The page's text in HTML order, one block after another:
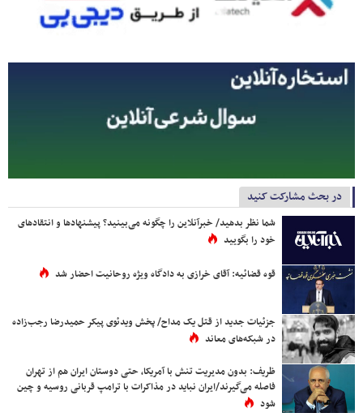
در بحث مشارکت کنید
شما نظر بدهید/ خبرآنلاین را چگونه می‌بینید؟ پیشنهادها و انتقادهای
خود را بگویید
قوه قضائیه: آقای خرازی به دادگاه ویژه روحانیت احضار شد
جزئیات جدید از قتل یک مداح/ پخش ویدئوی پیکر حمیدرضا رجب‌زاده
در شبکه‌های معاند
ظریف: بدون مدیریت تنش با آمریکا، حتی دوستان ایران هم از تهران
فاصله می‌گیرند/ایران نباید در مذاکرات با ترامپ قربانی روسیه و چین
شود